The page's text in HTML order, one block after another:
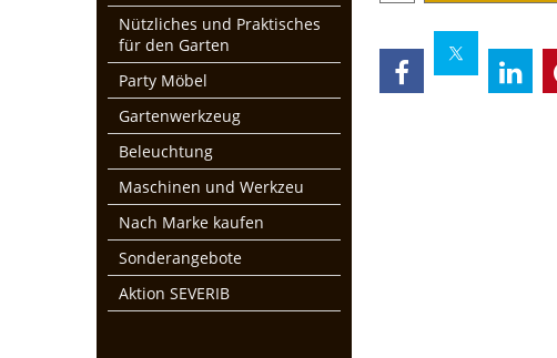
Nützliches und Praktisches
für den Garten
Party Möbel
Gartenwerkzeug
Beleuchtung
Maschinen und Werkzeu
Nach Marke kaufen
Sonderangebote
Aktion SEVERIB
In den Korb